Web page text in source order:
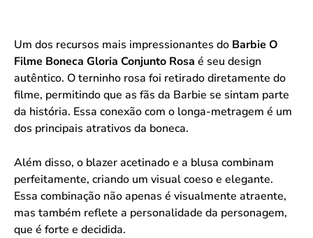
Um dos recursos mais impressionantes do Barbie O
Filme Boneca Gloria Conjunto Rosa é seu design
autêntico. O terninho rosa foi retirado diretamente do
filme, permitindo que as fãs da Barbie se sintam parte
da história. Essa conexão com o longa-metragem é um
dos principais atrativos da boneca.
Além disso, o blazer acetinado e a blusa combinam
perfeitamente, criando um visual coeso e elegante.
Essa combinação não apenas é visualmente atraente,
mas também reflete a personalidade da personagem,
que é forte e decidida.